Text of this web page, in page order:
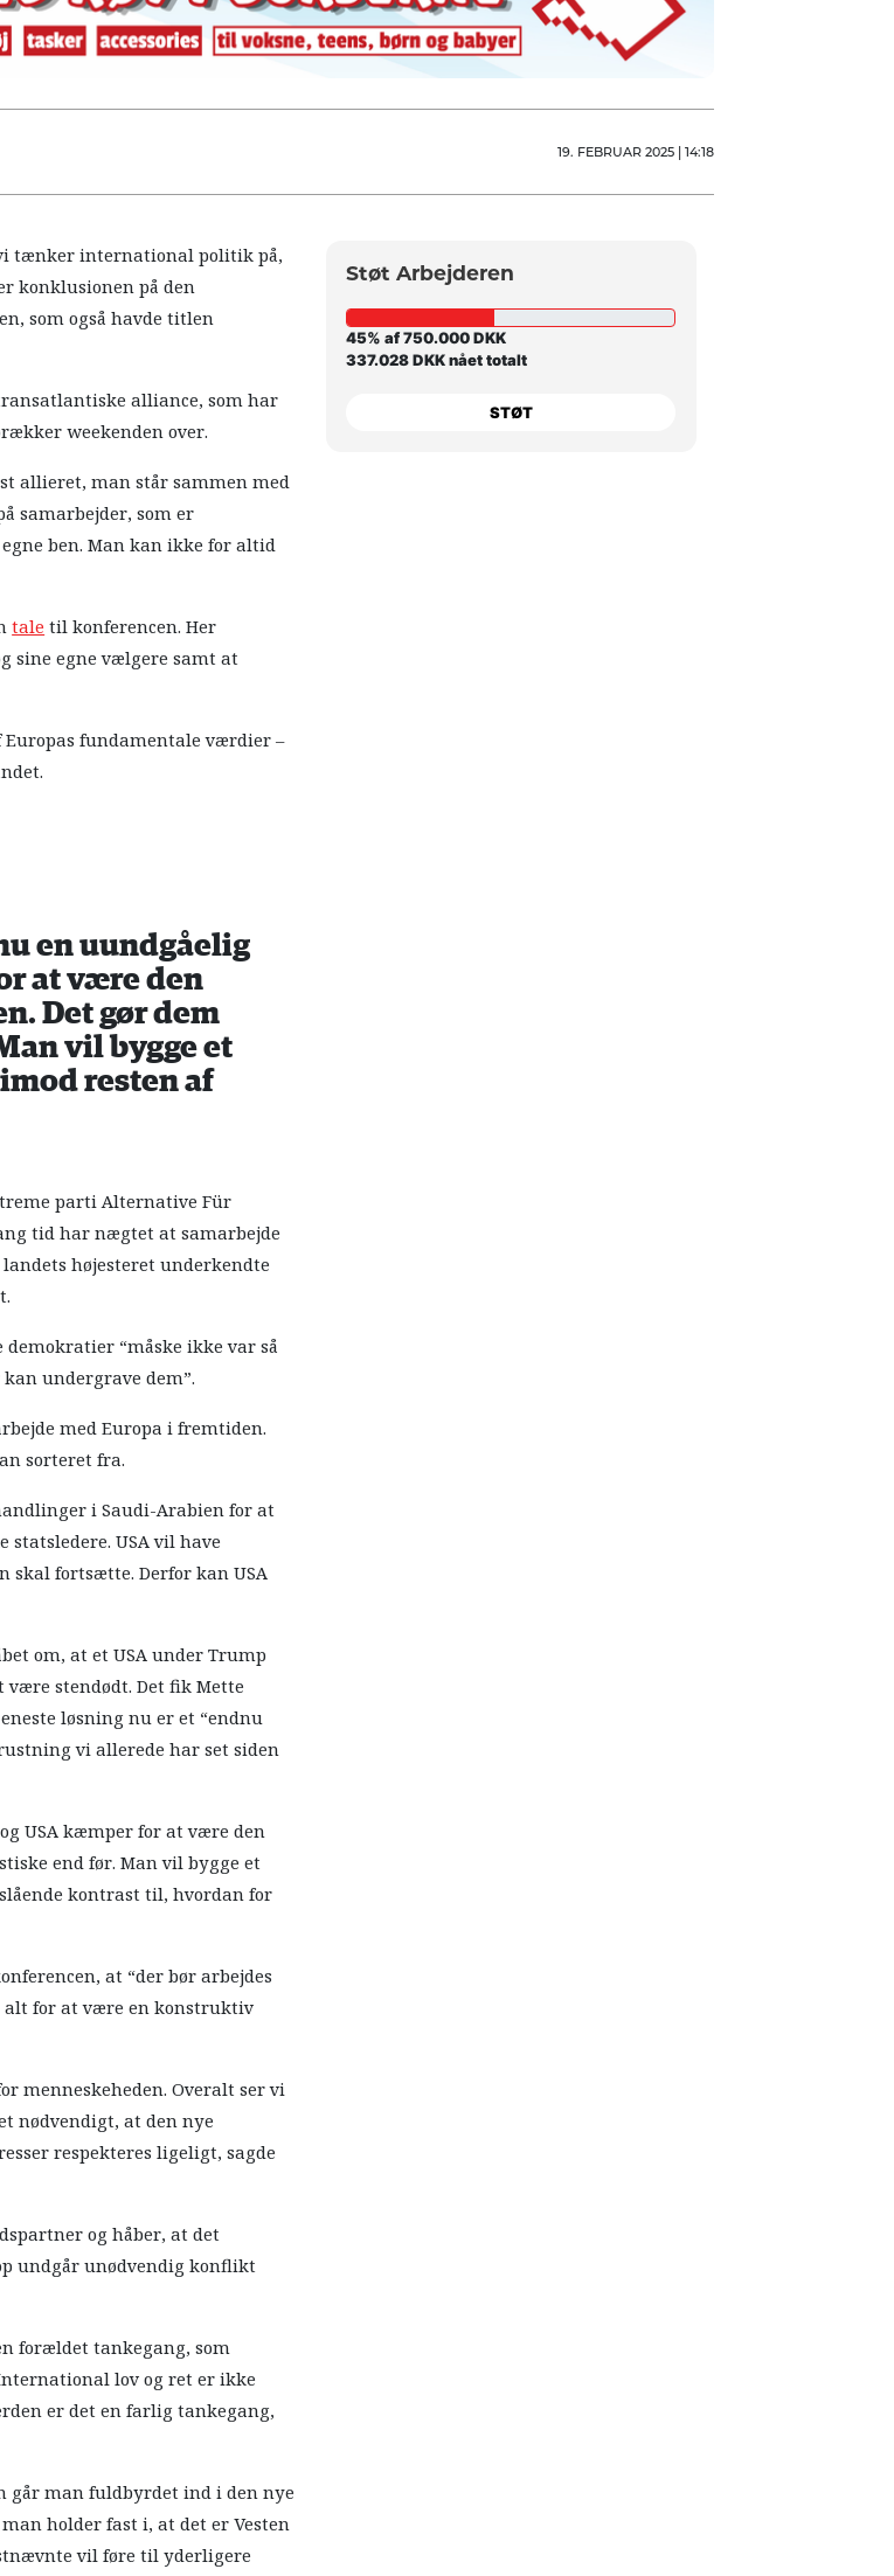
19. FEBRUAR 2025 | 14:18
tænker international politik på,
konklusionen på den
som også havde titlen
alliance, som har
weekenden over.
allieret, man står sammen med
samarbejder, som er
ben. Man kan ikke for altid
tale til konferencen. Her
sine egne vælgere samt at
fundamentale værdier –
en uundgåelig
at være den
Det gør dem
vil bygge et
imod resten af
parti Alternative Für
tid har nægtet at samarbejde
højesteret underkendte
“måske ikke var så
undergrave dem”.
med Europa i fremtiden.
sorteret fra.
i Saudi-Arabien for at
USA vil have
skal fortsætte. Derfor kan USA
om, at et USA under Trump
stendødt. Det fik Mette
løsning nu er et “endnu
vi allerede har set siden
USA kæmper for at være den
end før. Man vil bygge et
kontrast til, hvordan for
at “der bør arbejdes
for at være en konstruktiv
menneskeheden. Overalt ser vi
nødvendigt, at den nye
respekteres ligeligt, sagde
og håber, at det
undgår unødvendig konflikt
forældet tankegang, som
lov og ret er ikke
er det en farlig tankegang,
går man fuldbyrdet ind i den nye
holder fast i, at det er Vesten
vil føre til yderligere
Støt Arbejderen
45% af 750.000 DKK
337.028 DKK nået totalt
STØT